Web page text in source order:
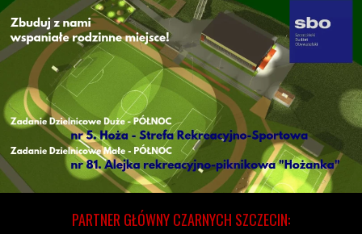
PARTNER GŁÓWNY CZARNYCH SZCZECIN: